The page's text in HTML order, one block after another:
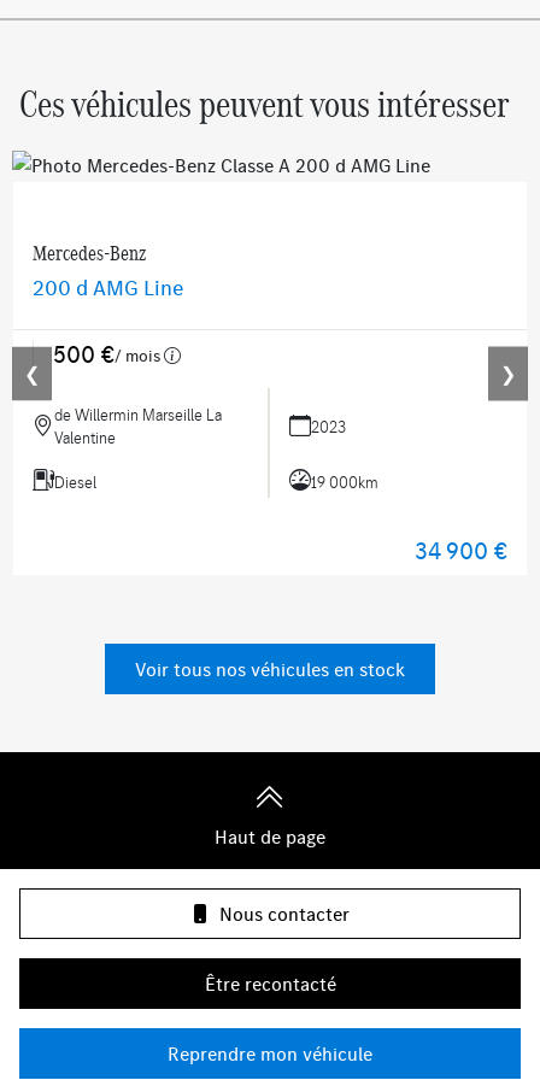
Nous contacter
Être recontacté
Reprendre mon véhicule
Ces véhicules peuvent vous intéresser
❮
Mercedes-Benz
200 d AMG Line
500 €/ mois
de Willermin Marseille La
Valentine
2023
Diesel 19 000km
34 900 €
❯
Voir tous nos véhicules en stock
Haut de page